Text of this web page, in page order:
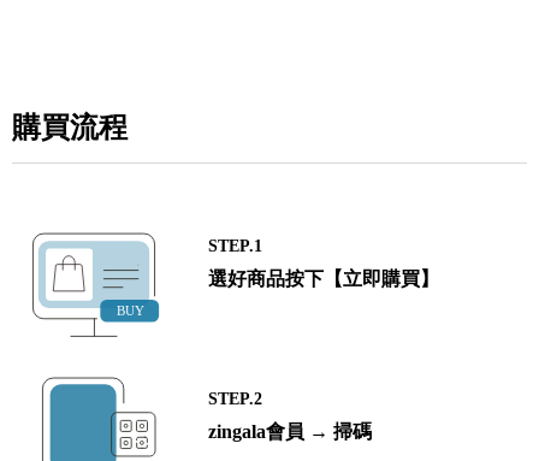
購買流程
STEP.1
選好商品按下【立即購買】
STEP.2
zingala會員 → 掃碼